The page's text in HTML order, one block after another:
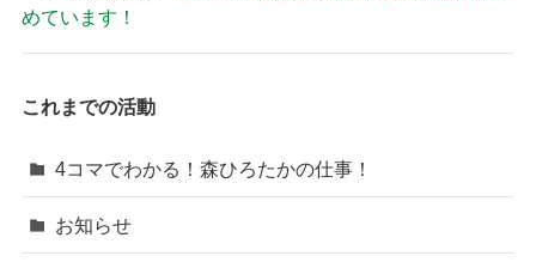
めています！
これまでの活動
4コマでわかる！森ひろたかの仕事！
お知らせ